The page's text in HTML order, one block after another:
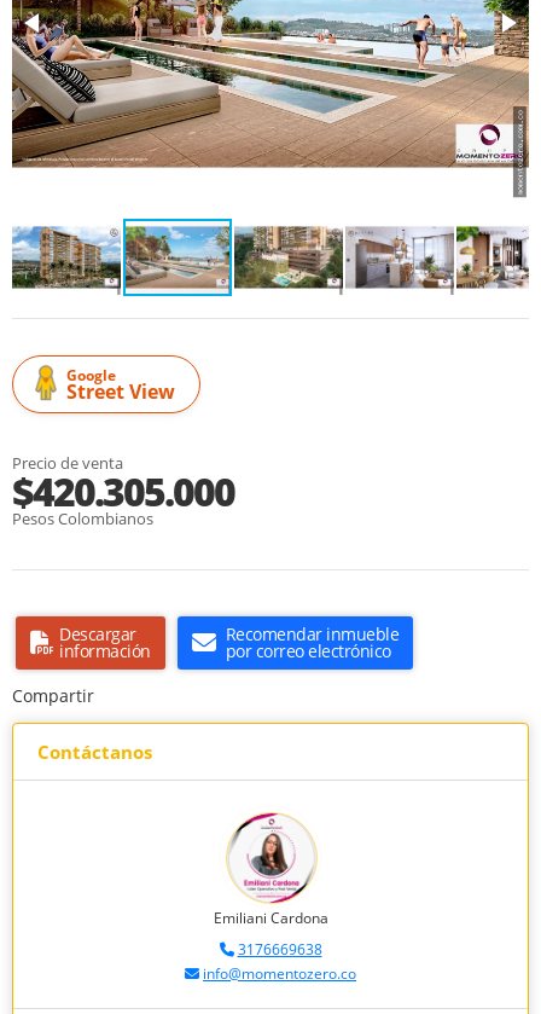
Google
Street View
Precio de venta
$420.305.000
Pesos Colombianos
Descargar
información
Recomendar inmueble
por correo electrónico
Compartir
Contáctanos
Emiliani Cardona
3176669638
info@momentozero.co